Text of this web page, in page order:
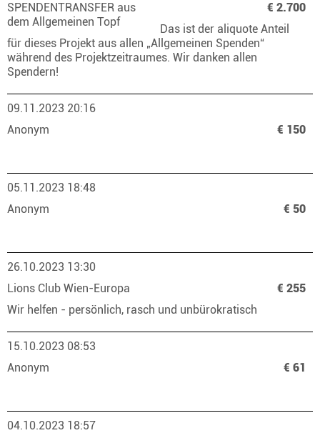
SPENDENTRANSFER aus
dem Allgemeinen Topf
€ 2.700
Das ist der aliquote Anteil
für dieses Projekt aus allen „Allgemeinen Spenden“
während des Projektzeitraumes. Wir danken allen
Spendern!
09.11.2023 20:16
Anonym
€ 150
05.11.2023 18:48
Anonym
€ 50
26.10.2023 13:30
Lions Club Wien-Europa
€ 255
Wir helfen - persönlich, rasch und unbürokratisch
15.10.2023 08:53
Anonym
€ 61
04.10.2023 18:57